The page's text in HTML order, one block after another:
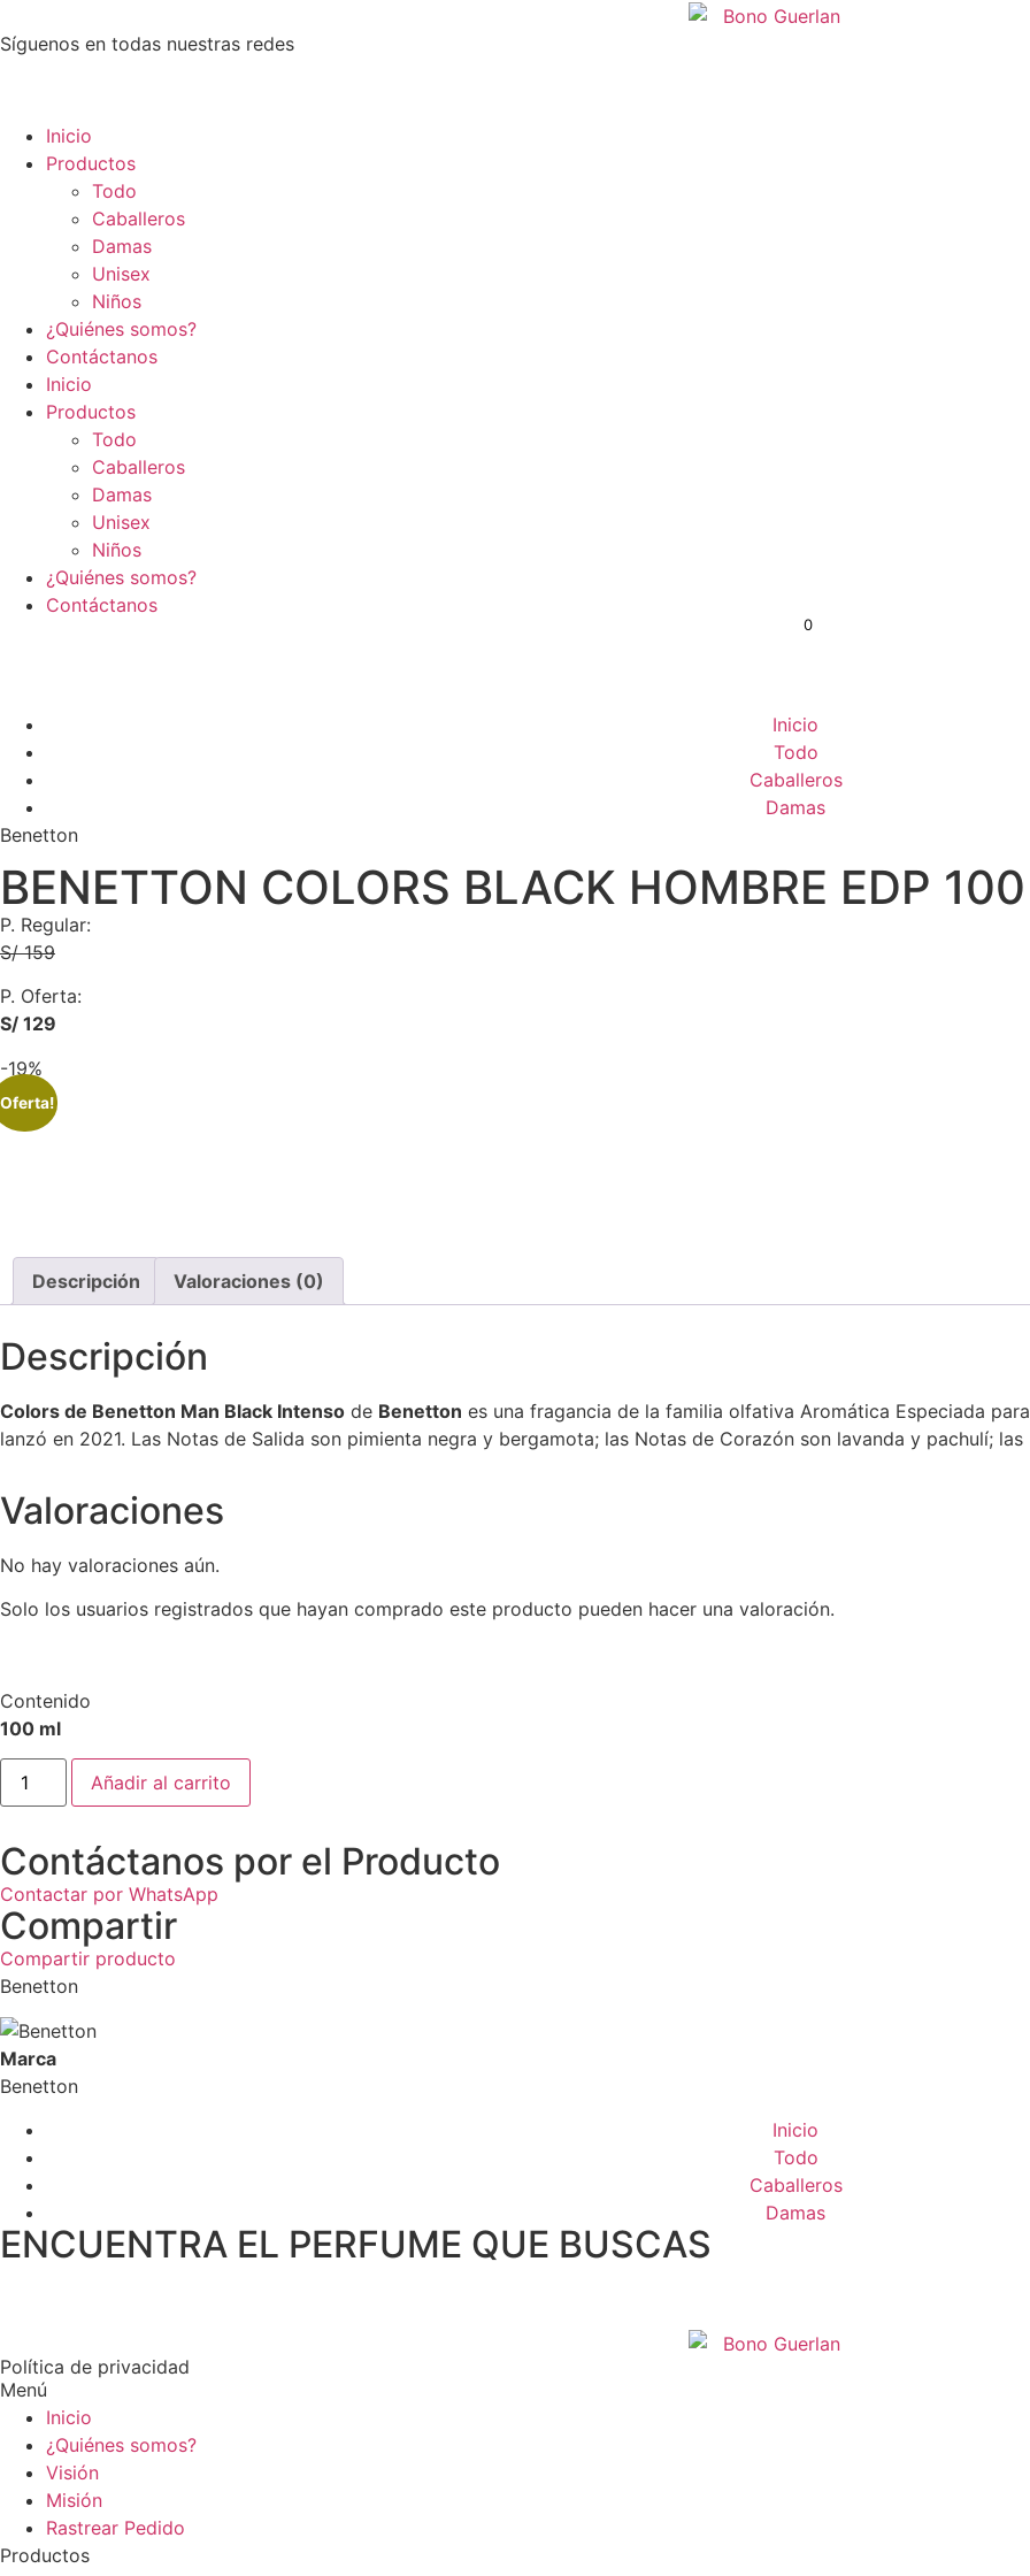
Síguenos en todas nuestras redes
Inicio
Productos
Todo
Caballeros
Damas
Unisex
Niños
¿Quiénes somos?
Contáctanos
Inicio
Productos
Todo
Caballeros
Damas
Unisex
Niños
¿Quiénes somos?
Contáctanos
0
Inicio
Todo
Caballeros
Damas
Benetton
BENETTON COLORS BLACK HOMBRE EDP
P. Regular:
S/ 159
P. Oferta:
S/ 129
-19%
Descripción Valoraciones (0)
Descripción
Colors de Benetton Man Black Intenso de Benetton es una fragancia de la familia olfativa Aromática Especiada
lanzó en 2021. Las Notas de Salida son pimienta negra y bergamota; las Notas de Corazón son lavanda y pachulí;
Valoraciones
No hay valoraciones aún.
Solo los usuarios registrados que hayan comprado este producto pueden hacer una valoración.
Contenido
100 ml
Añadir al carrito
Contáctanos por el Producto
Contactar por WhatsApp
Compartir
Compartir producto
Benetton
Marca
Benetton
Inicio
Todo
Caballeros
Damas
ENCUENTRA EL PERFUME QUE BUSCAS
Política de privacidad
Menú
Inicio
¿Quiénes somos?
Visión
Misión
Rastrear Pedido
Productos